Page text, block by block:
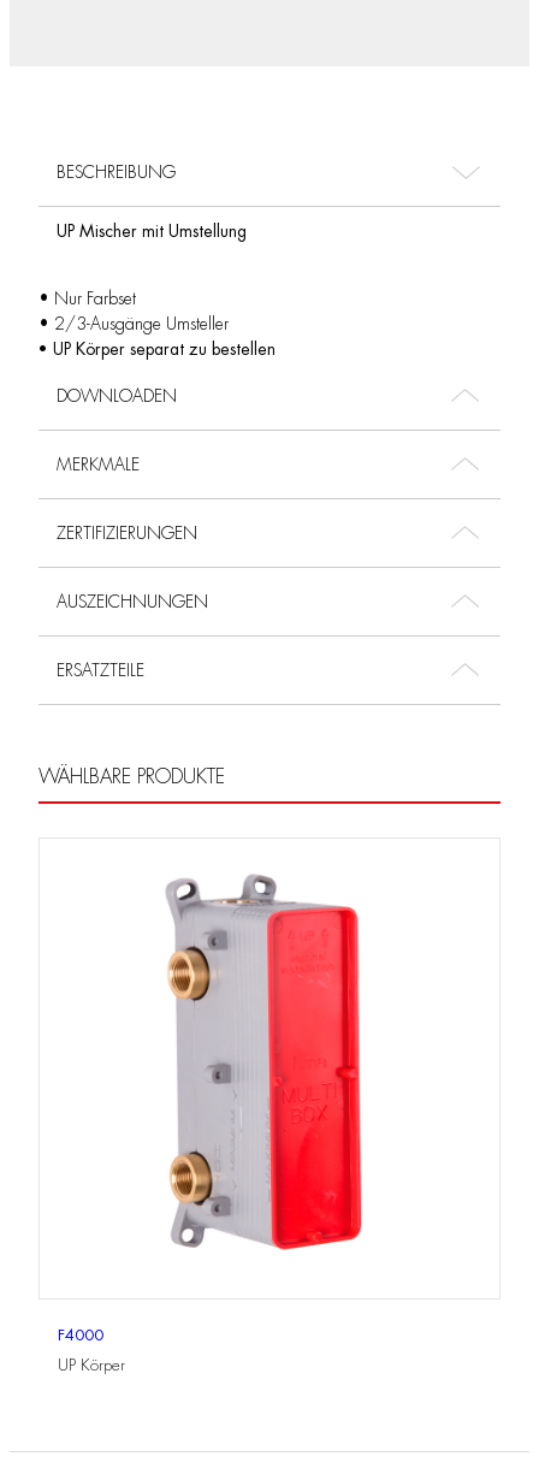
BESCHREIBUNG
UP Mischer mit Umstellung
• Nur Farbset
• 2/3-Ausgänge Umsteller
• UP Körper separat zu bestellen
DOWNLOADEN
MERKMALE
ZERTIFIZIERUNGEN
AUSZEICHNUNGEN
ERSATZTEILE
WÄHLBARE PRODUKTE
F4000
UP Körper